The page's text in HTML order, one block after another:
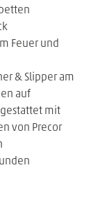
Feuer und
& Slipper am
auf
mit
von Precor